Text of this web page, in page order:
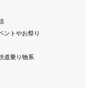
ントやお祭り
道乗り物系